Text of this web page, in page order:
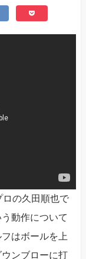
ロの久田順也で
動作について
はボールを上
ンブローに打